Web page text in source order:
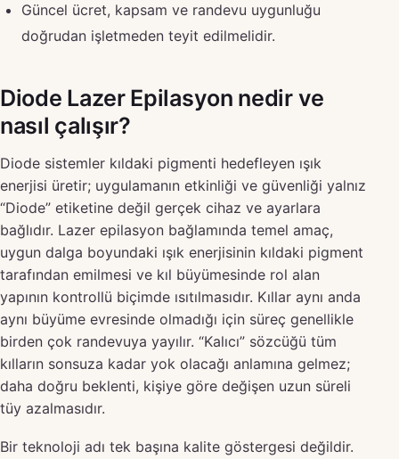
Güncel ücret, kapsam ve randevu uygunluğu
doğrudan işletmeden teyit edilmelidir.
Diode Lazer Epilasyon nedir ve
nasıl çalışır?
Diode sistemler kıldaki pigmenti hedefleyen ışık
enerjisi üretir; uygulamanın etkinliği ve güvenliği yalnız
“Diode” etiketine değil gerçek cihaz ve ayarlara
bağlıdır. Lazer epilasyon bağlamında temel amaç,
uygun dalga boyundaki ışık enerjisinin kıldaki pigment
tarafından emilmesi ve kıl büyümesinde rol alan
yapının kontrollü biçimde ısıtılmasıdır. Kıllar aynı anda
aynı büyüme evresinde olmadığı için süreç genellikle
birden çok randevuya yayılır. “Kalıcı” sözcüğü tüm
kılların sonsuza kadar yok olacağı anlamına gelmez;
daha doğru beklenti, kişiye göre değişen uzun süreli
tüy azalmasıdır.
Bir teknoloji adı tek başına kalite göstergesi değildir.